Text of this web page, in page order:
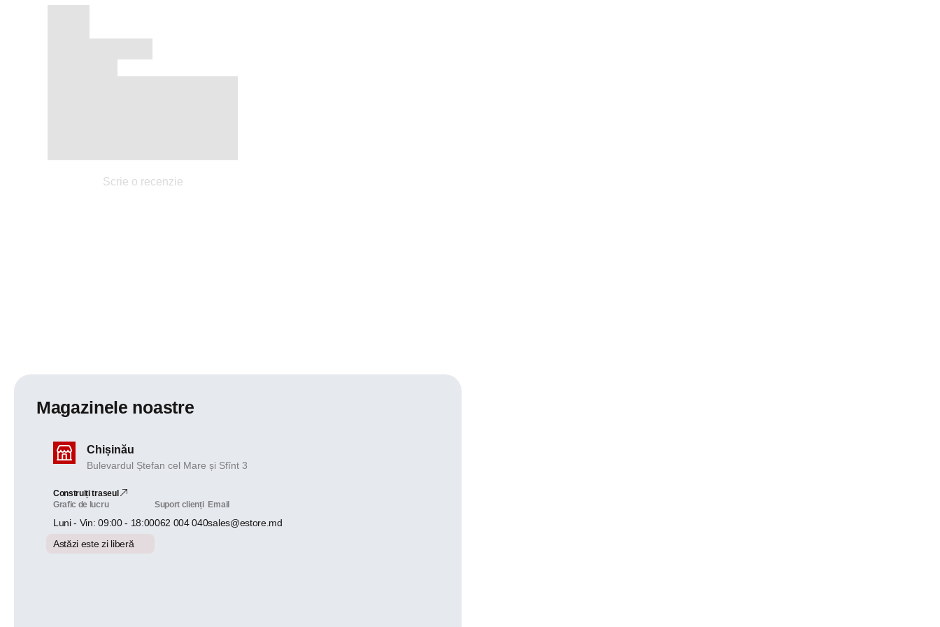
Scrie o recenzie
Magazinele noastre
Chișinău
Bulevardul Ștefan cel Mare și Sfînt 3
Construiți traseul
Grafic de lucru
Luni - Vin: 09:00 - 18:00
Astăzi este zi liberă
Suport clienți
062 004 040
Email
sales@estore.md